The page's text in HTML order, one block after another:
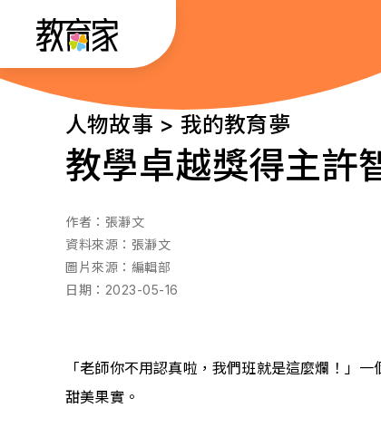
主
人物故事 > 我的教育夢
教學卓越獎得主許
作者： 張瀞文
資料來源： 張瀞文
圖片來源： 編輯部
日期： 2023-05-16
「老師你不用認真啦，我們班就是這麼爛！」
甜美果實。